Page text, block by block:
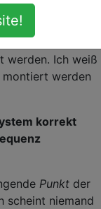
ist) das Root-
sodass Sie in
werden. Ich weiß
montiert werden
korrekt
Punkt der
scheint niemand